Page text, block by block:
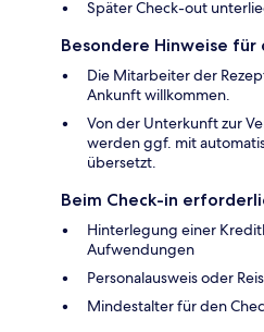
Später Check-out
Besondere Hinweise für
Die Mitarbeiter der
Ankunft willkommen.
Von der Unterkunft zur
werden ggf. mit
übersetzt.
Beim Check-in
Hinterlegung einer
Aufwendungen
Personalausweis oder
Mindestalter für den